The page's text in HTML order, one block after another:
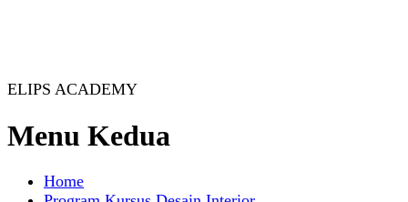
ELIPS ACADEMY
Menu Kedua
Home